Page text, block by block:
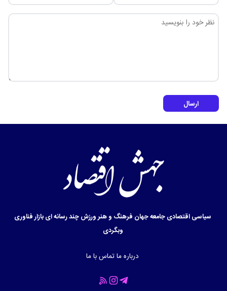
ارسال
سیاسیاقتصادیجامعهجهان فرهنگ و هنرورزشچند رسانه ایبازارفناوری
وبگردی
درباره ماتماس با ما